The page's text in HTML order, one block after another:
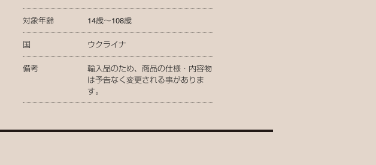
対象年齢 14歳～108歳
国 ウクライナ
備考
輸入品のため、商品の仕様・内容物
は予告なく変更される事がありま
す。